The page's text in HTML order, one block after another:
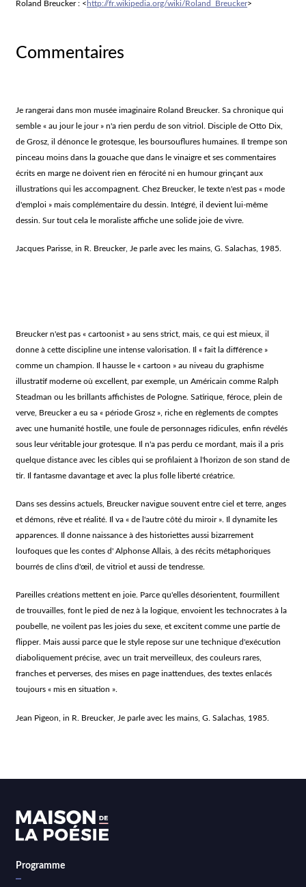
Roland Breucker : < http://fr.wikipedia.org/wiki/Roland_Breucker>
Commentaires
Je rangerai dans mon musée imaginaire Roland Breucker. Sa chronique qui
semble « au jour le jour » n'a rien perdu de son vitriol. Disciple de Otto Dix,
de Grosz, il dénonce le grotesque, les boursouflures humaines. Il trempe son
pinceau moins dans la gouache que dans le vinaigre et ses commentaires
écrits en marge ne doivent rien en férocité ni en humour grinçant aux
illustrations qui les accompagnent. Chez Breucker, le texte n'est pas « mode
d'emploi » mais complémentaire du dessin. Intégré, il devient lui-même
dessin. Sur tout cela le moraliste affiche une solide joie de vivre.
Jacques Parisse, in R. Breucker, Je parle avec les mains , G. Salachas, 1985.
Breucker n'est pas « cartoonist » au sens strict, mais, ce qui est mieux, il
donne à cette discipline une intense valorisation. Il « fait la différence »
comme un champion. Il hausse le « cartoon » au niveau du graphisme
illustratif moderne où excellent, par exemple, un Américain comme Ralph
Steadman ou les brillants affichistes de Pologne. Satirique, féroce, plein de
verve, Breucker a eu sa « période Grosz », riche en règlements de comptes
avec une humanité hostile, une foule de personnages ridicules, enfin révélés
sous leur véritable jour grotesque. Il n'a pas perdu ce mordant, mais il a pris
quelque distance avec les cibles qui se profilaient à l'horizon de son stand de
tir. Il fantasme davantage et avec la plus folle liberté créatrice.
Dans ses dessins actuels, Breucker navigue souvent entre ciel et terre, anges
et démons, rêve et réalité. Il va « de l'autre côté du miroir ». Il dynamite les
apparences. Il donne naissance à des historiettes aussi bizarrement
loufoques que les contes d' Alphonse Allais, à des récits métaphoriques
bourrés de clins d'œil, de vitriol et aussi de tendresse.
Pareilles créations mettent en joie. Parce qu'elles désorientent, fourmillent
de trouvailles, font le pied de nez à la logique, envoient les technocrates à la
poubelle, ne voilent pas les joies du sexe, et excitent comme une partie de
flipper. Mais aussi parce que le style repose sur une technique d'exécution
diaboliquement précise, avec un trait merveilleux, des couleurs rares,
franches et perverses, des mises en page inattendues, des textes enlacés
toujours « mis en situation ».
Jean Pigeon, in R. Breucker, Je parle avec les mains , G. Salachas, 1985.
Programme